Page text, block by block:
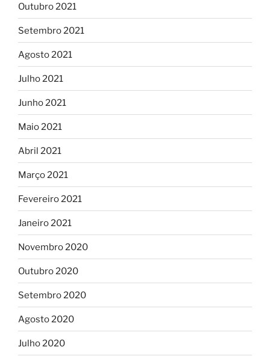
Outubro 2021
Setembro 2021
Agosto 2021
Julho 2021
Junho 2021
Maio 2021
Abril 2021
Março 2021
Fevereiro 2021
Janeiro 2021
Novembro 2020
Outubro 2020
Setembro 2020
Agosto 2020
Julho 2020